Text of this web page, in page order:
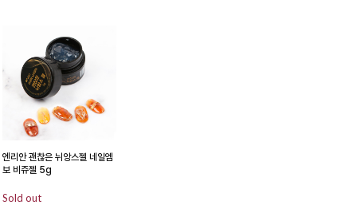
엔리안 괜찮은 뉘앙스젤 네일엠
보 비쥬젤 5g
Sold out